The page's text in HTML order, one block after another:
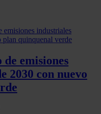
emisiones
2030 con nuevo